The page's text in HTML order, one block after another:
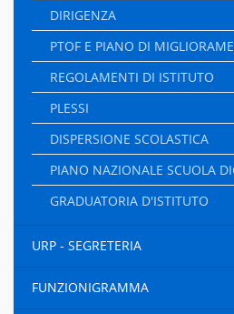
DIRIGENZA
PTOF E PIANO DI
REGOLAMENTI DI ISTITUTO
PLESSI
DISPERSIONE SCOLASTICA
PIANO NAZIONALE SCUOLA
GRADUATORIA D'ISTITUTO
URP - SEGRETERIA
FUNZIONIGRAMMA